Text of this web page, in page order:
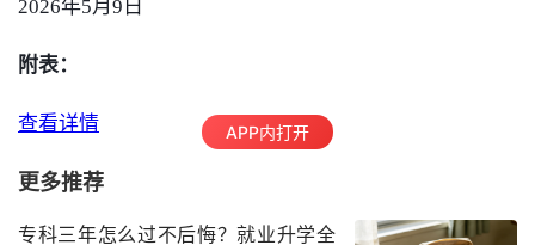
2026年5月9日
附表：
查看详情
更多推荐
专科三年怎么过不后悔？就业升学全
APP内打开